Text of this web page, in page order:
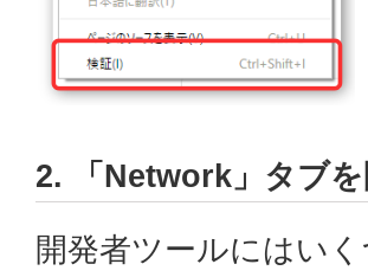
2. 「Network」タブを
開発者ツールにはい